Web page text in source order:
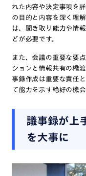
れた内容や決定事項を
の目的と内容を深く理
は、聞き取り能力や情
どが必要です。
また、会議の重要な要
ションと情報共有の橋
事録作成は重要な責任
て能力を示す絶好の機
議事録が上
を大事に